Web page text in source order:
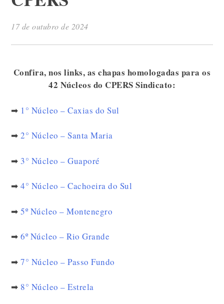
17 de outubro de 2024
Confira, nos links, as chapas homologadas para os
42 Núcleos do CPERS Sindicato:
➡ 1° Núcleo – Caxias do Sul
➡2° Núcleo – Santa Maria
➡ 3° Núcleo – Guaporé
➡4° Núcleo – Cachoeira do Sul
➡5º Núcleo – Montenegro
➡6º Núcleo – Rio Grande
➡7° Núcleo – Passo Fundo
➡ 8° Núcleo – Estrela